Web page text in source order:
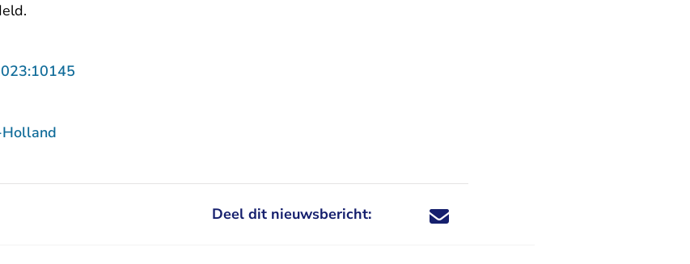
Deel dit nieuwsbericht: Deel dit nieuwsbericht via X - U verlaat
Deel dit nieuwsbericht via Facebook - U
Deel dit nieuwsbericht via e-mail
Deel dit nieuwsbericht via LinkedIn - U